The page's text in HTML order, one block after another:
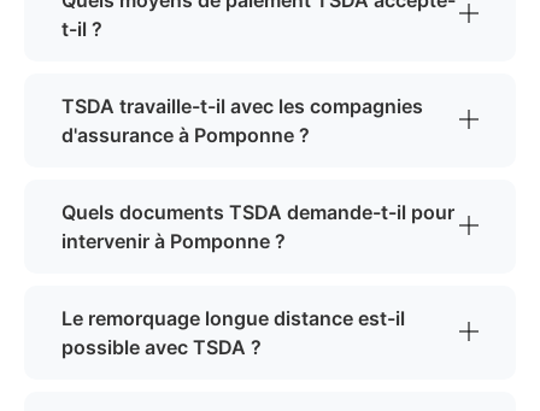
t-il ?
TSDA travaille-t-il avec les compagnies
d'assurance à Pomponne ?
Quels documents TSDA demande-t-il pour
intervenir à Pomponne ?
Le remorquage longue distance est-il
possible avec TSDA ?